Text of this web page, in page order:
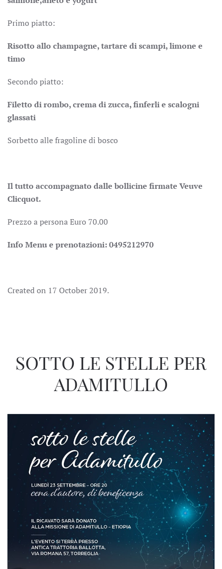
Primo piatto:
Risotto allo champagne, tartare di scampi, limone e
timo
Secondo piatto:
Filetto di rombo, crema di zucca, finferli e scalogni
glassati
Sorbetto alle fragoline di bosco
Il tutto accompagnato dalle bollicine firmate Veuve
Clicquot.
Prezzo a persona Euro 70.00
Info Menu e prenotazioni: 0495212970
Created on 17 October 2019.
SOTTO LE STELLE PER
ADAMITULLO